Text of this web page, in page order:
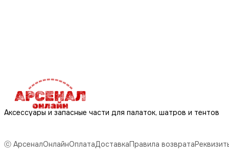
Аксессуары и запасные части для палаток, шатров и тентов
ⓒ АрсеналОнлайнОплатаДоставкаПравила возврата